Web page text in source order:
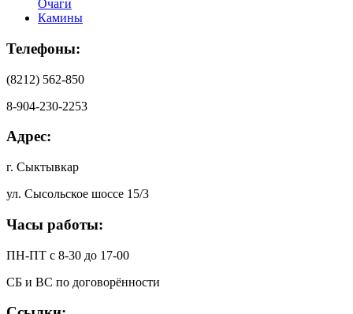
Очаги
Камины
Телефоны:
(8212) 562-850
8-904-230-2253
Адрес:
г. Сыктывкар
ул. Сысольское шоссе 15/3
Часы работы:
ПН-ПТ с 8-30 до 17-00
СБ и ВС по договорённости